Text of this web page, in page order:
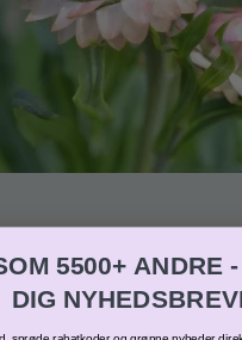
5500+ ANDRE
DIG